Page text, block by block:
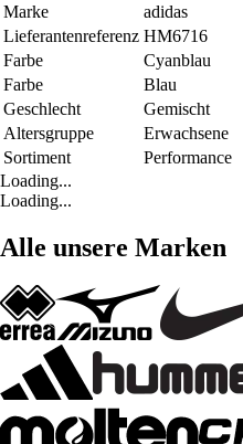
Marke
adidas
Lieferantenreferenz HM6716
Farbe
Cyanblau
Farbe
Blau
Geschlecht
Gemischt
Altersgruppe
Erwachsene
Sortiment
Performance
Loading...
Loading...
Alle unsere Marken